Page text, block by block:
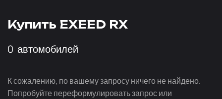
Купить EXEED RX
0 автомобилей
К сожалению, по вашему запросу ничего не найдено.
Попробуйте переформулировать запрос или